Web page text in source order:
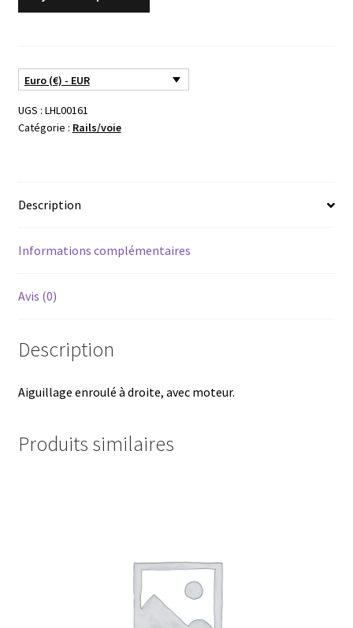
droite
ROCO
ref.
Euro (€) - EUR
UGS : LHL00161
Catégorie : Rails/voie
Description
Informations complémentaires
Avis (0)
Description
Aiguillage enroulé à droite, avec moteur.
Produits similaires